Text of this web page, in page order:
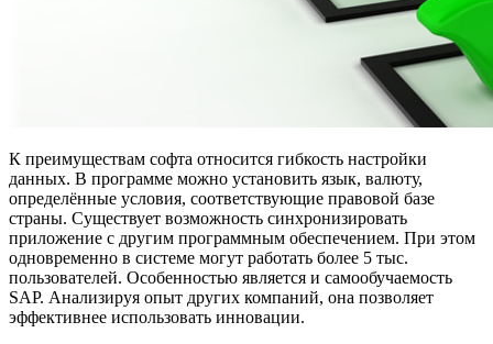
К преимуществам софта относится гибкость настройки
данных. В программе можно установить язык, валюту,
определённые условия, соответствующие правовой базе
страны. Существует возможность синхронизировать
приложение с другим программным обеспечением. При этом
одновременно в системе могут работать более 5 тыс.
пользователей. Особенностью является и самообучаемость
SAP. Анализируя опыт других компаний, она позволяет
эффективнее использовать инновации.